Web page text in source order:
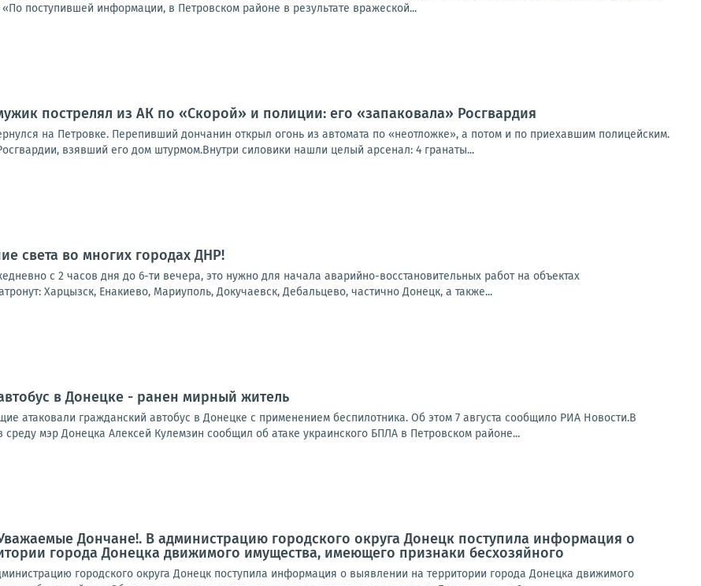
«По поступившей информации, в Петровском районе в результате вражеской...
пострелял из АК по «Скорой» и полиции: его «запаковала» Росгвардия
на Петровке. Перепивший дончанин открыл огонь из автомата по «неотложке», а потом и по приехавшим полицейским.
взявший его дом штурмом.Внутри силовики нашли целый арсенал: 4 гранаты...
света во многих городах ДНР!
с 2 часов дня до 6-ти вечера, это нужно для начала аварийно-восстановительных работ на объектах
Харцызск, Енакиево, Мариуполь, Докучаевск, Дебальцево, частично Донецк, а также...
в Донецке - ранен мирный житель
атаковали гражданский автобус в Донецке с применением беспилотника. Об этом 7 августа сообщило РИА Новости.В
среду мэр Донецка Алексей Кулемзин сообщил об атаке украинского БПЛА в Петровском районе...
Дончане!. В администрацию городского округа Донецк поступила информация о
города Донецка движимого имущества, имеющего признаки бесхозяйного
городского округа Донецк поступила информация о выявлении на территории города Донецка движимого